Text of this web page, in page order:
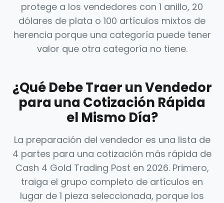
protege a los vendedores con 1 anillo, 20
dólares de plata o 100 artículos mixtos de
herencia porque una categoría puede tener
valor que otra categoría no tiene.
¿Qué Debe Traer un Vendedor
para una Cotización Rápida
el Mismo Día?
La preparación del vendedor es una lista de
4 partes para una cotización más rápida de
Cash 4 Gold Trading Post en 2026. Primero,
traiga el grupo completo de artículos en
lugar de 1 pieza seleccionada, porque los